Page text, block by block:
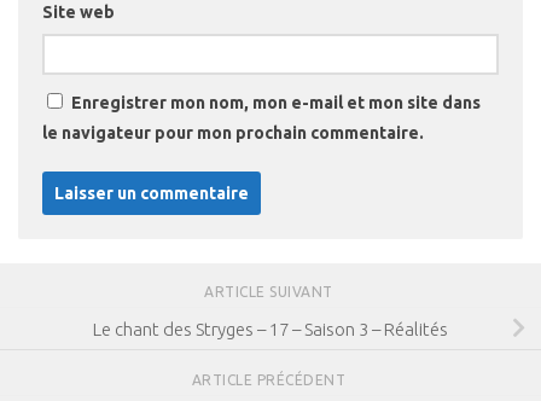
Site web
Enregistrer mon nom, mon e-mail et mon site dans
le navigateur pour mon prochain commentaire.
ARTICLE SUIVANT
Le chant des Stryges – 17 – Saison 3 – Réalités
ARTICLE PRÉCÉDENT